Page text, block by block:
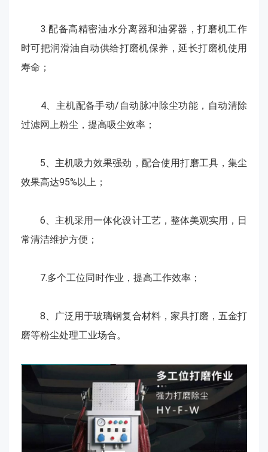
3.配备高精密油水分离器和油雾器，打磨机工作
时可把润滑油自动供给打磨机保养，延长打磨机使用
寿命；
4、主机配备手动/自动脉冲除尘功能，自动清除
过滤网上粉尘，提高吸尘效率；
5、主机吸力效果强劲，配合使用打磨工具，集尘
效果高达95%以上；
6、主机采用一体化设计工艺，整体美观实用，日
常清洁维护方便；
7.多个工位同时作业，提高工作效率；
8、广泛用于玻璃钢复合材料，家具打磨，五金打
磨等粉尘处理工业场合。